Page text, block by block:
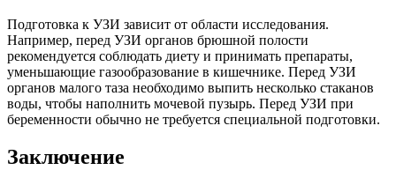
Подготовка к УЗИ зависит от области исследования.
Например, перед УЗИ органов брюшной полости
рекомендуется соблюдать диету и принимать препараты,
уменьшающие газообразование в кишечнике. Перед УЗИ
органов малого таза необходимо выпить несколько стаканов
воды, чтобы наполнить мочевой пузырь. Перед УЗИ при
беременности обычно не требуется специальной подготовки.
Заключение